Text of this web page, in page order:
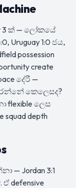
3 ක් — ලෝකයේ
Uruguay 1:0 ජය,
possession
create
දේරී —
කරන්නේ කෙලෙසද?
flexible ලෙස
squad depth
— Jordan 3:1
ඒ defensive